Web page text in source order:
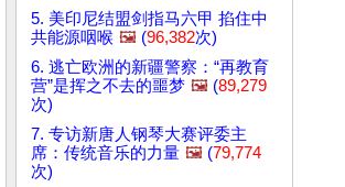
5. 美印尼结盟剑指马六甲 掐住中
共能源咽喉 🖼️ (96,382次)
6. 逃亡欧洲的新疆警察：“再教育
营”是挥之不去的噩梦 🖼️ (89,279
次)
7. 专访新唐人钢琴大赛评委主
席：传统音乐的力量 🖼️ (79,774
次)